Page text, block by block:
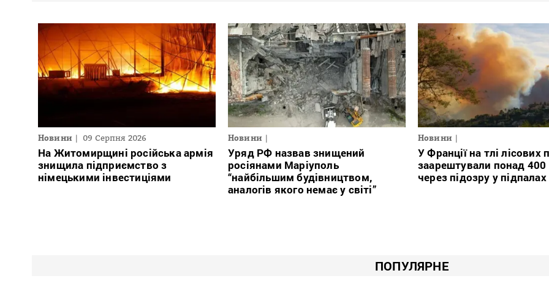
Новини 09 Серпня 2026
На Житомирщині російська армія
знищила підприємство з
німецькими інвестиціями
Новини
Уряд РФ назвав знищений
росіянами Маріуполь
“найбільшим будівництвом,
аналогів якого немає у світі”
Новини
У Франції на тлі
заарештували понад
через підозру у підпалах
ПОПУЛЯРНЕ